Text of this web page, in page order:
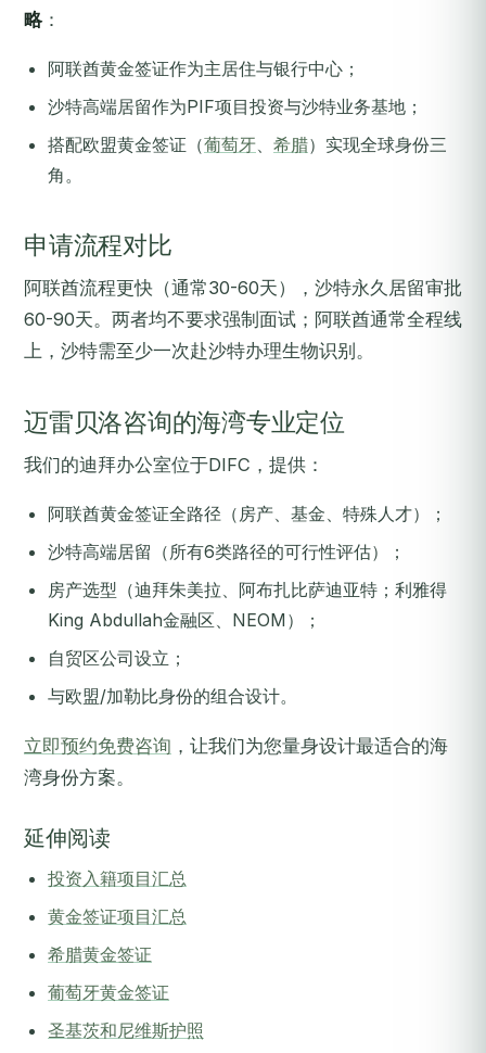
略：
阿联酋黄金签证作为主居住与银行中心；
沙特高端居留作为PIF项目投资与沙特业务基地；
搭配欧盟黄金签证（葡萄牙、 希腊）实现全球身份三
角。
申请流程对比
阿联酋流程更快（通常30-60天），沙特永久居留审批
60-90天。两者均不要求强制面试；阿联酋通常全程线
上，沙特需至少一次赴沙特办理生物识别。
迈雷贝洛咨询的海湾专业定位
我们的迪拜办公室位于DIFC，提供：
阿联酋黄金签证全路径（房产、基金、特殊人才）；
沙特高端居留（所有6类路径的可行性评估）；
房产选型（迪拜朱美拉、阿布扎比萨迪亚特；利雅得
King Abdullah金融区、NEOM）；
自贸区公司设立；
与欧盟/加勒比身份的组合设计。
立即预约免费咨询 ，让我们为您量身设计最适合的海
湾身份方案。
延伸阅读
投资入籍项目汇总
黄金签证项目汇总
希腊黄金签证
葡萄牙黄金签证
圣基茨和尼维斯护照